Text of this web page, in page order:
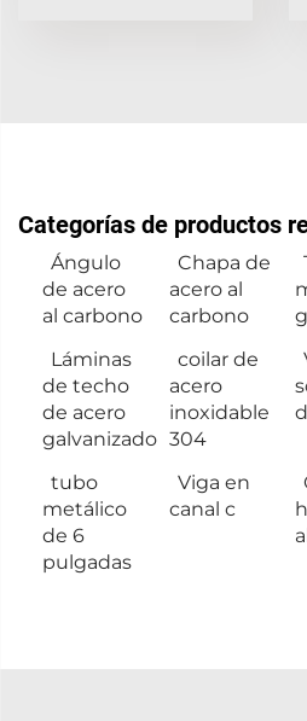
Categorías de productos
Ángulo
de acero
al carbono
Chapa de
acero al
carbono
Láminas
de techo
de acero
galvanizado
coilar de
acero
inoxidable
304
tubo
metálico
de 6
pulgadas
Viga en
canal c